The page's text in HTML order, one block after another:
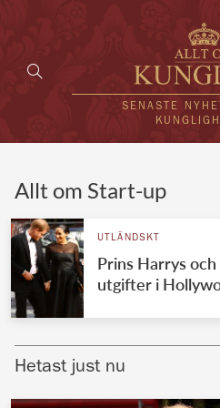
SENASTE
VÄRLDENS
Brittiska
Allt om Start-up
UTLÄNDSKT
Prins Harrys
utgifter i
Hetast just nu